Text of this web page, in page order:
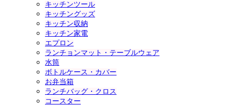
キッチンツール
キッチングッズ
キッチン収納
キッチン家電
エプロン
ランチョンマット・テーブルウェア
水筒
ボトルケース・カバー
お弁当箱
ランチバッグ・クロス
コースター